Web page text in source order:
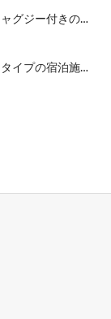
露天風呂・ジャグジー付きの宿泊施設
ボート・船舶タイプの宿泊施設